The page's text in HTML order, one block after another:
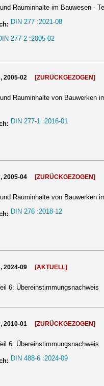
Rauminhalte im Bauwesen -
DIN 277 :2021-08
277-2 :2005-02
2005-02 [ZURÜCKGEZOGEN]
Rauminhalte von Bauwerken
DIN 277-1 :2016-01
2005-04 [ZURÜCKGEZOGEN]
Rauminhalte von Bauwerken
DIN 276 :2018-12
2024-09 [AKTUELL]
6: Übereinstimmungsnachweis
2010-01 [ZURÜCKGEZOGEN]
6: Übereinstimmungsnachweis
DIN 488-6 :2024-09